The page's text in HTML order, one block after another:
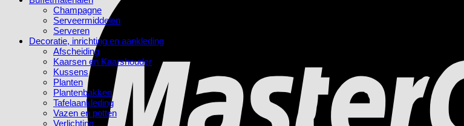
Champagne
Serveermiddelen
Serveren
Decoratie, inrichting en aankleding
Afscheiding
Kaarsen en Kaarshouder
Kussens
Planten
Plantenbakken
Tafelaankleding
Vazen en potten
Verlichting